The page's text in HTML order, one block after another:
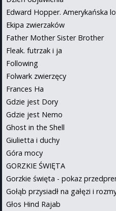
Edward Hopper. Amerykańska
Ekipa zwierzaków
Father Mother Sister Brother
Fleak. futrzak i ja
Following
Folwark zwierzęcy
Frances Ha
Gdzie jest Dory
Gdzie jest Nemo
Ghost in the Shell
Giulietta i duchy
Góra mocy
GORZKIE ŚWIĘTA
Gorzkie święta - pokaz
Gołąb przysiadł na gałęzi i
Głos Hind Rajab